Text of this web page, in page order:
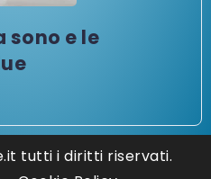
sono e le
tutti i diritti riservati.